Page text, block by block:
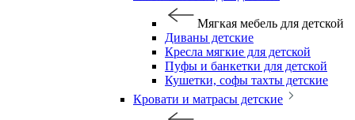
Мягкая мебель для детской
Диваны детские
Кресла мягкие для детской
Пуфы и банкетки для детской
Кушетки, софы тахты детские
Кровати и матрасы детские